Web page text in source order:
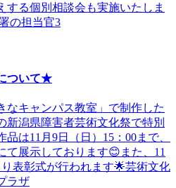
する個別相談会も実施いたしま
の担当官3
ついて★
なキャンパス教室」で制作した
新潟県障害者芸術文化祭で特別
は11月9日（日）15：00まで、
て展示しております😊また、11
り表彰式が行われます🌟芸術文化
ラザ